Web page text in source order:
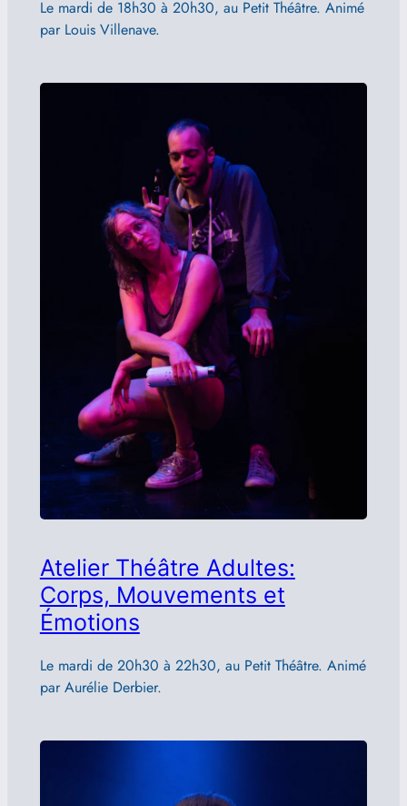
Le mardi de 18h30 à 20h30, au Petit Théâtre. Animé
par Louis Villenave.
Atelier Théâtre Adultes:
Corps, Mouvements et
Émotions
Le mardi de 20h30 à 22h30, au Petit Théâtre. Animé
par Aurélie Derbier.